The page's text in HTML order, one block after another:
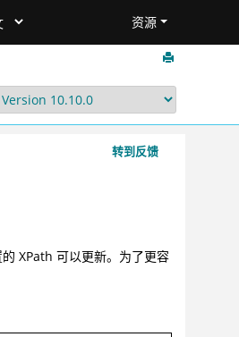
资源
转到反馈
XPath 可以更新。为了更容